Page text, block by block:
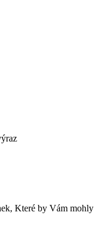
Které by Vám mohly